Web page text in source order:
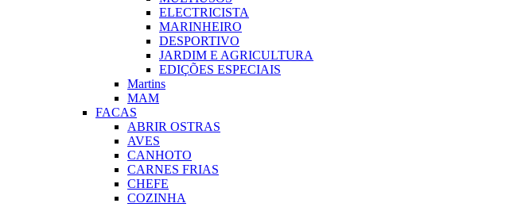
ELECTRICISTA
MARINHEIRO
DESPORTIVO
JARDIM E AGRICULTURA
EDIÇÕES ESPECIAIS
Martins
MAM
FACAS
ABRIR OSTRAS
AVES
CANHOTO
CARNES FRIAS
CHEFE
COZINHA